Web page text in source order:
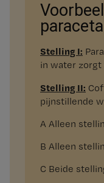
Stelling I:
in water zorgt
Stelling II:
pijnstillende
A Alleen
B Alleen
C Beide